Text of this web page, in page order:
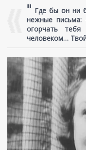
" Где бы он ни
нежные письма:
огорчать
человеком…